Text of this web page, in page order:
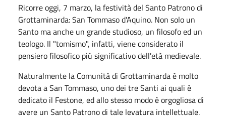
Ricorre oggi, 7 marzo, la festività del Santo Patrono di
Grottaminarda: San Tommaso d'Aquino. Non solo un
Santo ma anche un grande studioso, un filosofo ed un
teologo. Il "tomismo", infatti, viene considerato il
pensiero filosofico più significativo dell'età medievale.
Naturalmente la Comunità di Grottaminarda è molto
devota a San Tommaso, uno dei tre Santi ai quali è
dedicato il Festone, ed allo stesso modo è orgogliosa di
avere un Santo Patrono di tale levatura intellettuale.